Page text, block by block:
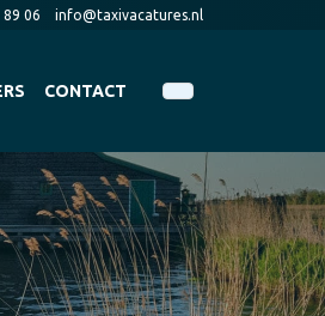
89 06 info@taxivacatures.nl
CONTACT